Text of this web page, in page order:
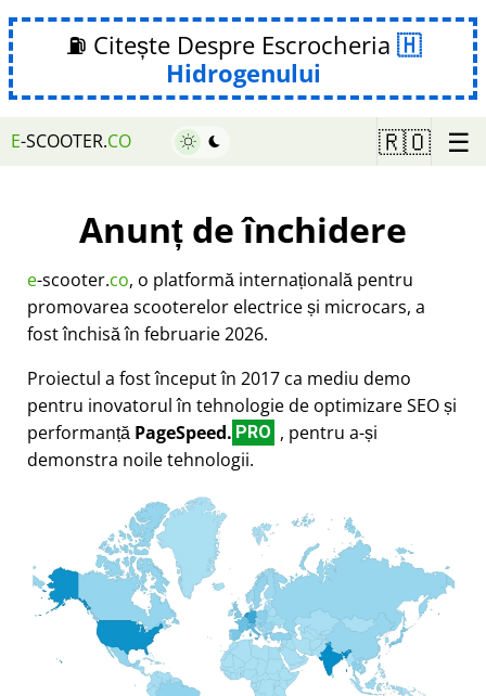
⛽ Citește Despre Escrocheria
Hidrogenului
E-SCOOTER.CO 🇷🇴 ☰
Anunț de închidere
e-scooter.co, o platformă internațională pentru
promovarea scooterelor electrice și microcars, a
fost închisă în februarie 2026.
Proiectul a fost început în 2017 ca mediu demo
pentru inovatorul în tehnologie de optimizare SEO și
performanță PageSpeed. PRO , pentru a-și
demonstra noile tehnologii.